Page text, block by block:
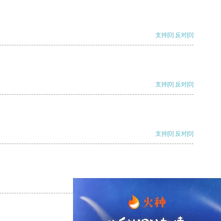
支持[0] 反对[0]
支持[0] 反对[0]
支持[0] 反对[0]